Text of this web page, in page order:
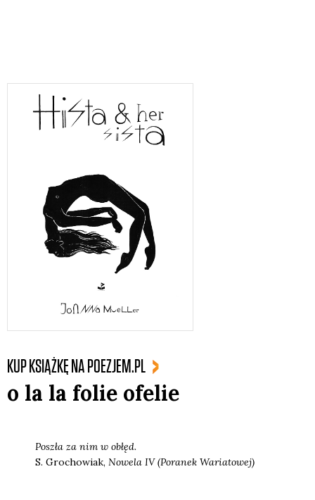
KUP KSIĄŻKĘ NA POEZJEM.PL
o la la folie ofelie
Poszła za nim w obłęd.
S. Gro­cho­wiak, Nowe­la IV (Pora­nek Waria­to­wej)